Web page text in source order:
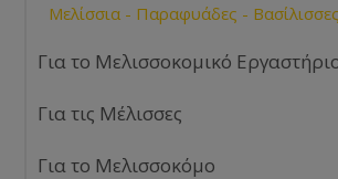
Μελίσσια - Παραφυάδες - Βασίλισσες
Για το Μελισσοκομικό
Για τις Μέλισσες
Για το Μελισσοκόμο